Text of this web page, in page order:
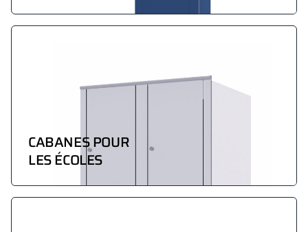
CABANES POUR
LES ÉCOLES